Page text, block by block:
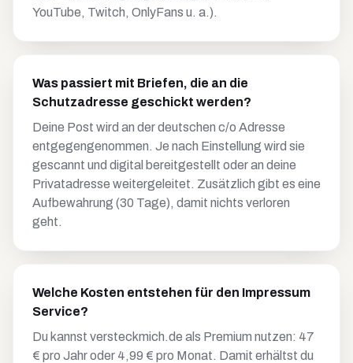
YouTube, Twitch, OnlyFans u. a.).
Was passiert mit Briefen, die an die
Schutzadresse geschickt werden?
Deine Post wird an der deutschen c/o Adresse
entgegengenommen. Je nach Einstellung wird sie
gescannt und digital bereitgestellt oder an deine
Privatadresse weitergeleitet. Zusätzlich gibt es eine
Aufbewahrung (30 Tage), damit nichts verloren
geht.
Welche Kosten entstehen für den Impressum
Service?
Du kannst versteckmich.de als Premium nutzen: 47
€ pro Jahr oder 4,99 € pro Monat. Damit erhältst du